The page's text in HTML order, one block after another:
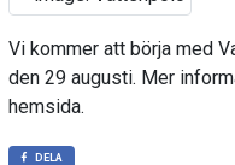
Vi kommer att börja med
den 29 augusti. Mer
hemsida.
DELA